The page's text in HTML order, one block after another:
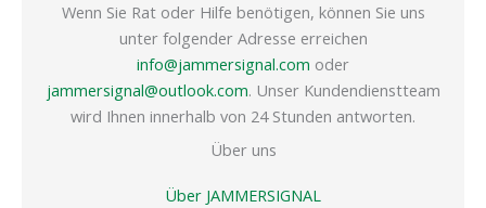
Wenn Sie Rat oder Hilfe benötigen, können Sie uns
unter folgender Adresse erreichen
info@jammersignal.com oder
jammersignal@outlook.com. Unser Kundendienstteam
wird Ihnen innerhalb von 24 Stunden antworten.
Über uns
Über JAMMERSIGNAL